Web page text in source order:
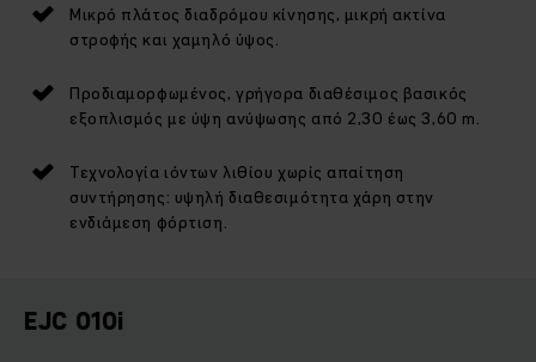
Μικρό πλάτος διαδρόμου κίνησης, μικρή ακτίνα
στροφής και χαμηλό ύψος.
Προδιαμορφωμένος, γρήγορα διαθέσιμος βασικός
εξοπλισμός με ύψη ανύψωσης από 2,30 έως 3,60 m.
Τεχνολογία ιόντων λιθίου χωρίς απαίτηση
συντήρησης: υψηλή διαθεσιμότητα χάρη στην
ενδιάμεση φόρτιση.
EJC 010i